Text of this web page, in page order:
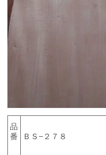
品
番
ＢＳ−２７８